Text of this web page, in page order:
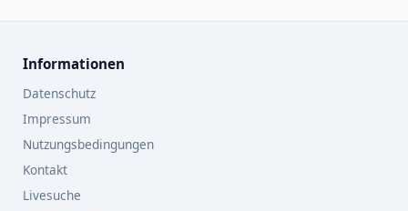
Informationen
Datenschutz
Impressum
Nutzungsbedingungen
Kontakt
Livesuche